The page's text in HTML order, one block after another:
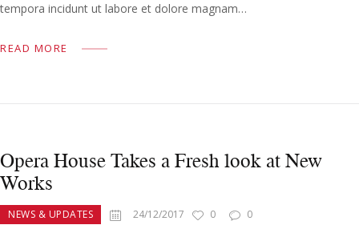
tempora incidunt ut labore et dolore magnam…
READ MORE
Opera House Takes a Fresh look at New
Works
NEWS & UPDATES 24/12/2017 0 0